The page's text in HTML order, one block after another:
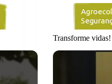
Transforme